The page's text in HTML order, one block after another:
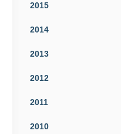
2015
2014
2013
2012
2011
2010